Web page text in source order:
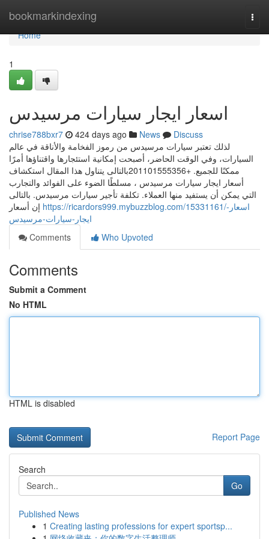
bookmarkindexing
Home
Home
1
اسعار ايجار سيارات مرسيدس
chrise788bxr7 424 days ago News
Discuss
لذلك تعتبر سيارات مرسيدس من رموز الفخامة والأناقة في عالم
السيارات، وفي الوقت الحاضر، أصبحت إمكانية استئجارها واقتناؤها أمرًا
ممكنًا للجميع. +201101555356بالتالى يتناول هذا المقال استكشاف
أسعار ايجار سيارات مرسيدس ، مسلطًا الضوء على الفوائد والتجارب
التي يمكن أن يستفيد منها العملاء. تكلفة تأجير سيارات مرسيدس. بالتالى
https://ricardors999.mybuzzblog.com/15331161/اسعار-
ايجار-سيارات-مرسيدس
Comments
Who Upvoted
Comments
Submit a Comment
No HTML
HTML is disabled
Report Page
Search
Go
Published News
1 Creating lasting professions for expert sportsp...